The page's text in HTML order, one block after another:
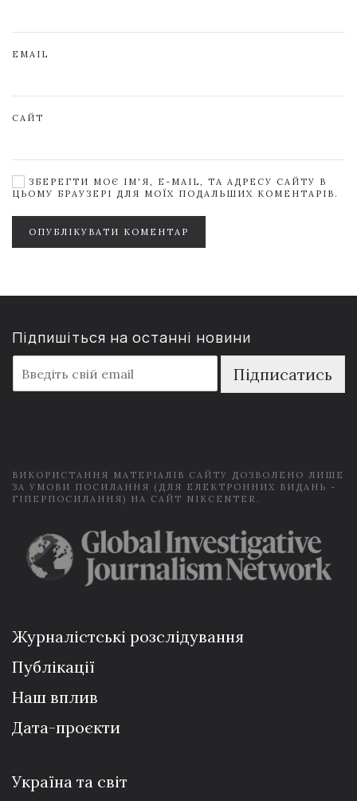
EMAIL
САЙТ
ЗБЕРЕГТИ МОЄ ІМ'Я, E-MAIL, ТА АДРЕСУ САЙТУ В
ЦЬОМУ БРАУЗЕРІ ДЛЯ МОЇХ ПОДАЛЬШИХ КОМЕНТАРІВ.
ОПУБЛІКУВАТИ КОМЕНТАР
Підпишіться на останні новини
m
a
Підписатись
ВИКОРИСТАННЯ МАТЕРІАЛІВ САЙТУ ДОЗВОЛЕНО ЛИШЕ
ЗА УМОВИ ПОСИЛАННЯ (ДЛЯ ЕЛЕКТРОННИХ ВИДАНЬ -
ГІПЕРПОСИЛАННЯ) НА САЙТ NIKCENTER.
Журналістські розслідування
Публікації
Наш вплив
Дата-проєкти
Україна та світ